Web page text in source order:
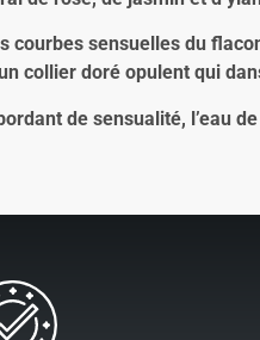
courbes sensuelles du
collier doré opulent qui
de sensualité, l’eau